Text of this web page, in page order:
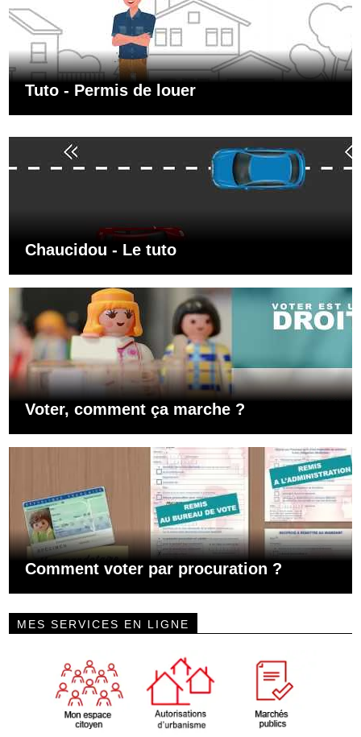
Tuto - Permis de louer
Chaucidou - Le tuto
Voter, comment ça marche ?
Comment voter par procuration ?
MES SERVICES EN LIGNE